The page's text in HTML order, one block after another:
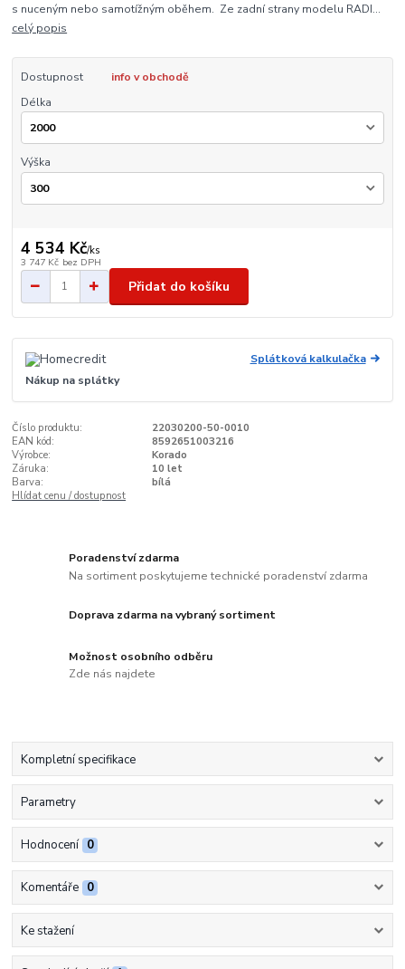
s nuceným nebo samotížným oběhem. Ze zadní strany modelu RADI...
celý popis
Dostupnost
info v obchodě
Délka
Výška
4 534 Kč/ks
3 747 Kč bez DPH
Přidat do košíku
Splátková kalkulačka
Nákup na splátky
Číslo produktu:
22030200-50-0010
EAN kód:
8592651003216
Výrobce:
Korado
Záruka:
10 let
Barva:
bílá
Hlídat cenu / dostupnost
Poradenství zdarma
Na sortiment poskytujeme technické poradenství zdarma
Doprava zdarma na vybraný sortiment
Možnost osobního odběru
Zde nás najdete
Kompletní specifikace
Parametry
Hodnocení 0
Komentáře 0
Ke stažení